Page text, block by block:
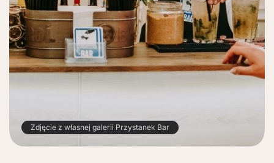
Zdjęcie z własnej galerii Przystanek Bar